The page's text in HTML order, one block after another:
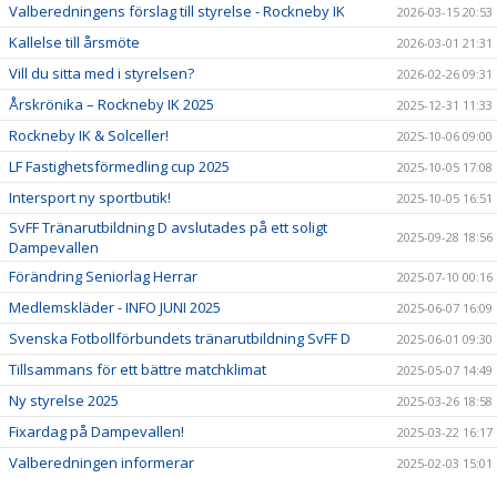
Valberedningens förslag till styrelse - Rockneby IK 2026-03-15 20:53
Kallelse till årsmöte 2026-03-01 21:31
Vill du sitta med i styrelsen? 2026-02-26 09:31
Årskrönika – Rockneby IK 2025 2025-12-31 11:33
Rockneby IK & Solceller! 2025-10-06 09:00
LF Fastighetsförmedling cup 2025 2025-10-05 17:08
Intersport ny sportbutik! 2025-10-05 16:51
SvFF Tränarutbildning D avslutades på ett soligt
Dampevallen
2025-09-28 18:56
Förändring Seniorlag Herrar 2025-07-10 00:16
Medlemskläder - INFO JUNI 2025 2025-06-07 16:09
Svenska Fotbollförbundets tränarutbildning SvFF D 2025-06-01 09:30
Tillsammans för ett bättre matchklimat 2025-05-07 14:49
Ny styrelse 2025 2025-03-26 18:58
Fixardag på Dampevallen! 2025-03-22 16:17
Valberedningen informerar 2025-02-03 15:01